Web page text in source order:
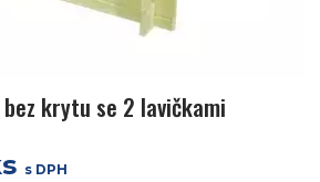
krytu se 2 lavičkami
s DPH